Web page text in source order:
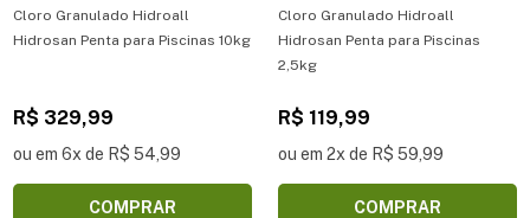
Cloro Granulado Hidroall
Hidrosan Penta para Piscinas 10kg
R$ 329,99
ou em 6x de R$ 54,99
COMPRAR
Cloro Granulado Hidroall
Hidrosan Penta para Piscinas
2,5kg
R$ 119,99
ou em 2x de R$ 59,99
COMPRAR